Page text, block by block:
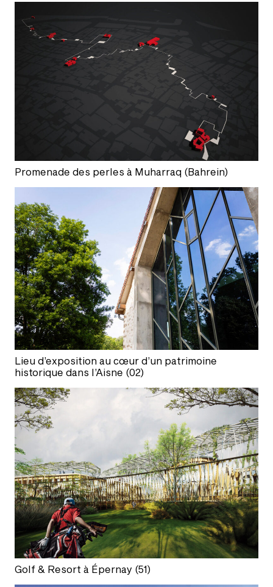
Promenade des perles à Muharraq (Bahrein)
Lieu d’exposition au cœur d’un patrimoine
historique dans l’Aisne (02)
Golf & Resort à Épernay (51)